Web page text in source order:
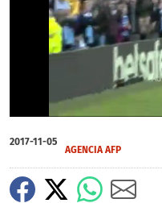
of
47
2017-11-05
AGENCIA AFP